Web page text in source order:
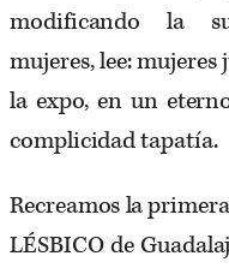
modificando la
mujeres, lee:
la expo, en un
complicidad tapatía.
Recreamos la
LÉSBICO de